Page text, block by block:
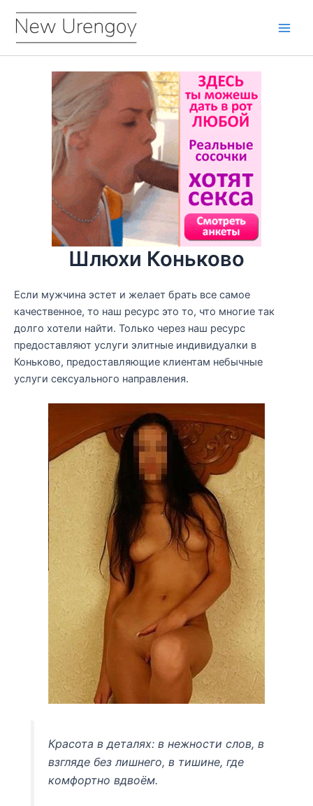
содержимому
Шлюхи Коньково
Если мужчина эстет и желает брать все самое
качественное, то наш ресурс это то, что многие так
долго хотели найти. Только через наш ресурс
предоставляют услуги элитные индивидуалки в
Коньково, предоставляющие клиентам небычные
услуги сексуального направления.
Красота в деталях: в нежности слов, в
взгляде без лишнего, в тишине, где
комфортно вдвоём.